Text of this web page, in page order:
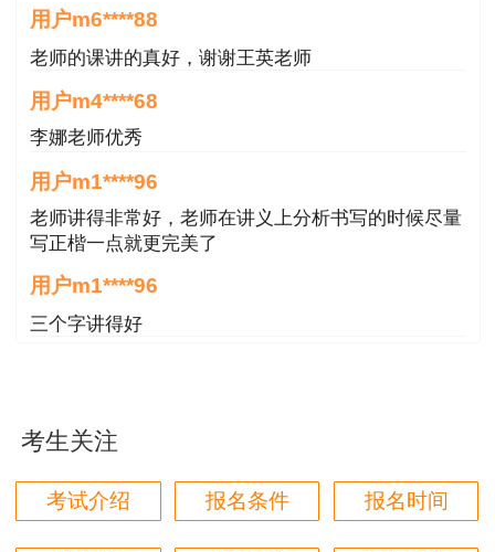
用户m6****88
老师的课讲的真好，谢谢王英老师
用户m4****68
李娜老师优秀
用户m1****96
老师讲得非常好，老师在讲义上分析书写的时候尽量
写正楷一点就更完美了
用户m1****96
三个字讲得好
用户m1****88
太喜欢王英老师了
用户m5****68
考生关注
考试介绍 报名条件 报名时间